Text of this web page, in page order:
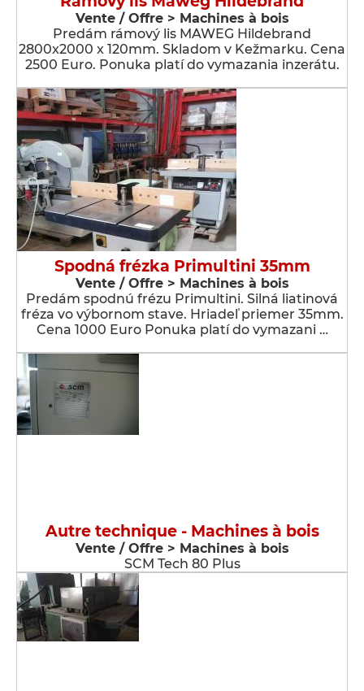
Vente / Offre > Machines à bois
Predám rámový lis MAWEG Hildebrand
2800x2000 x 120mm. Skladom v Kežmarku. Cena
2500 Euro. Ponuka platí do vymazania inzerátu.
Spodná frézka Primultini 35mm
Vente / Offre > Machines à bois
Predám spodnú frézu Primultini. Silná liatinová
fréza vo výbornom stave. Hriadeľ priemer 35mm.
Cena 1000 Euro Ponuka platí do vymazani …
Autre technique - Machines à bois
Vente / Offre > Machines à bois
SCM Tech 80 Plus